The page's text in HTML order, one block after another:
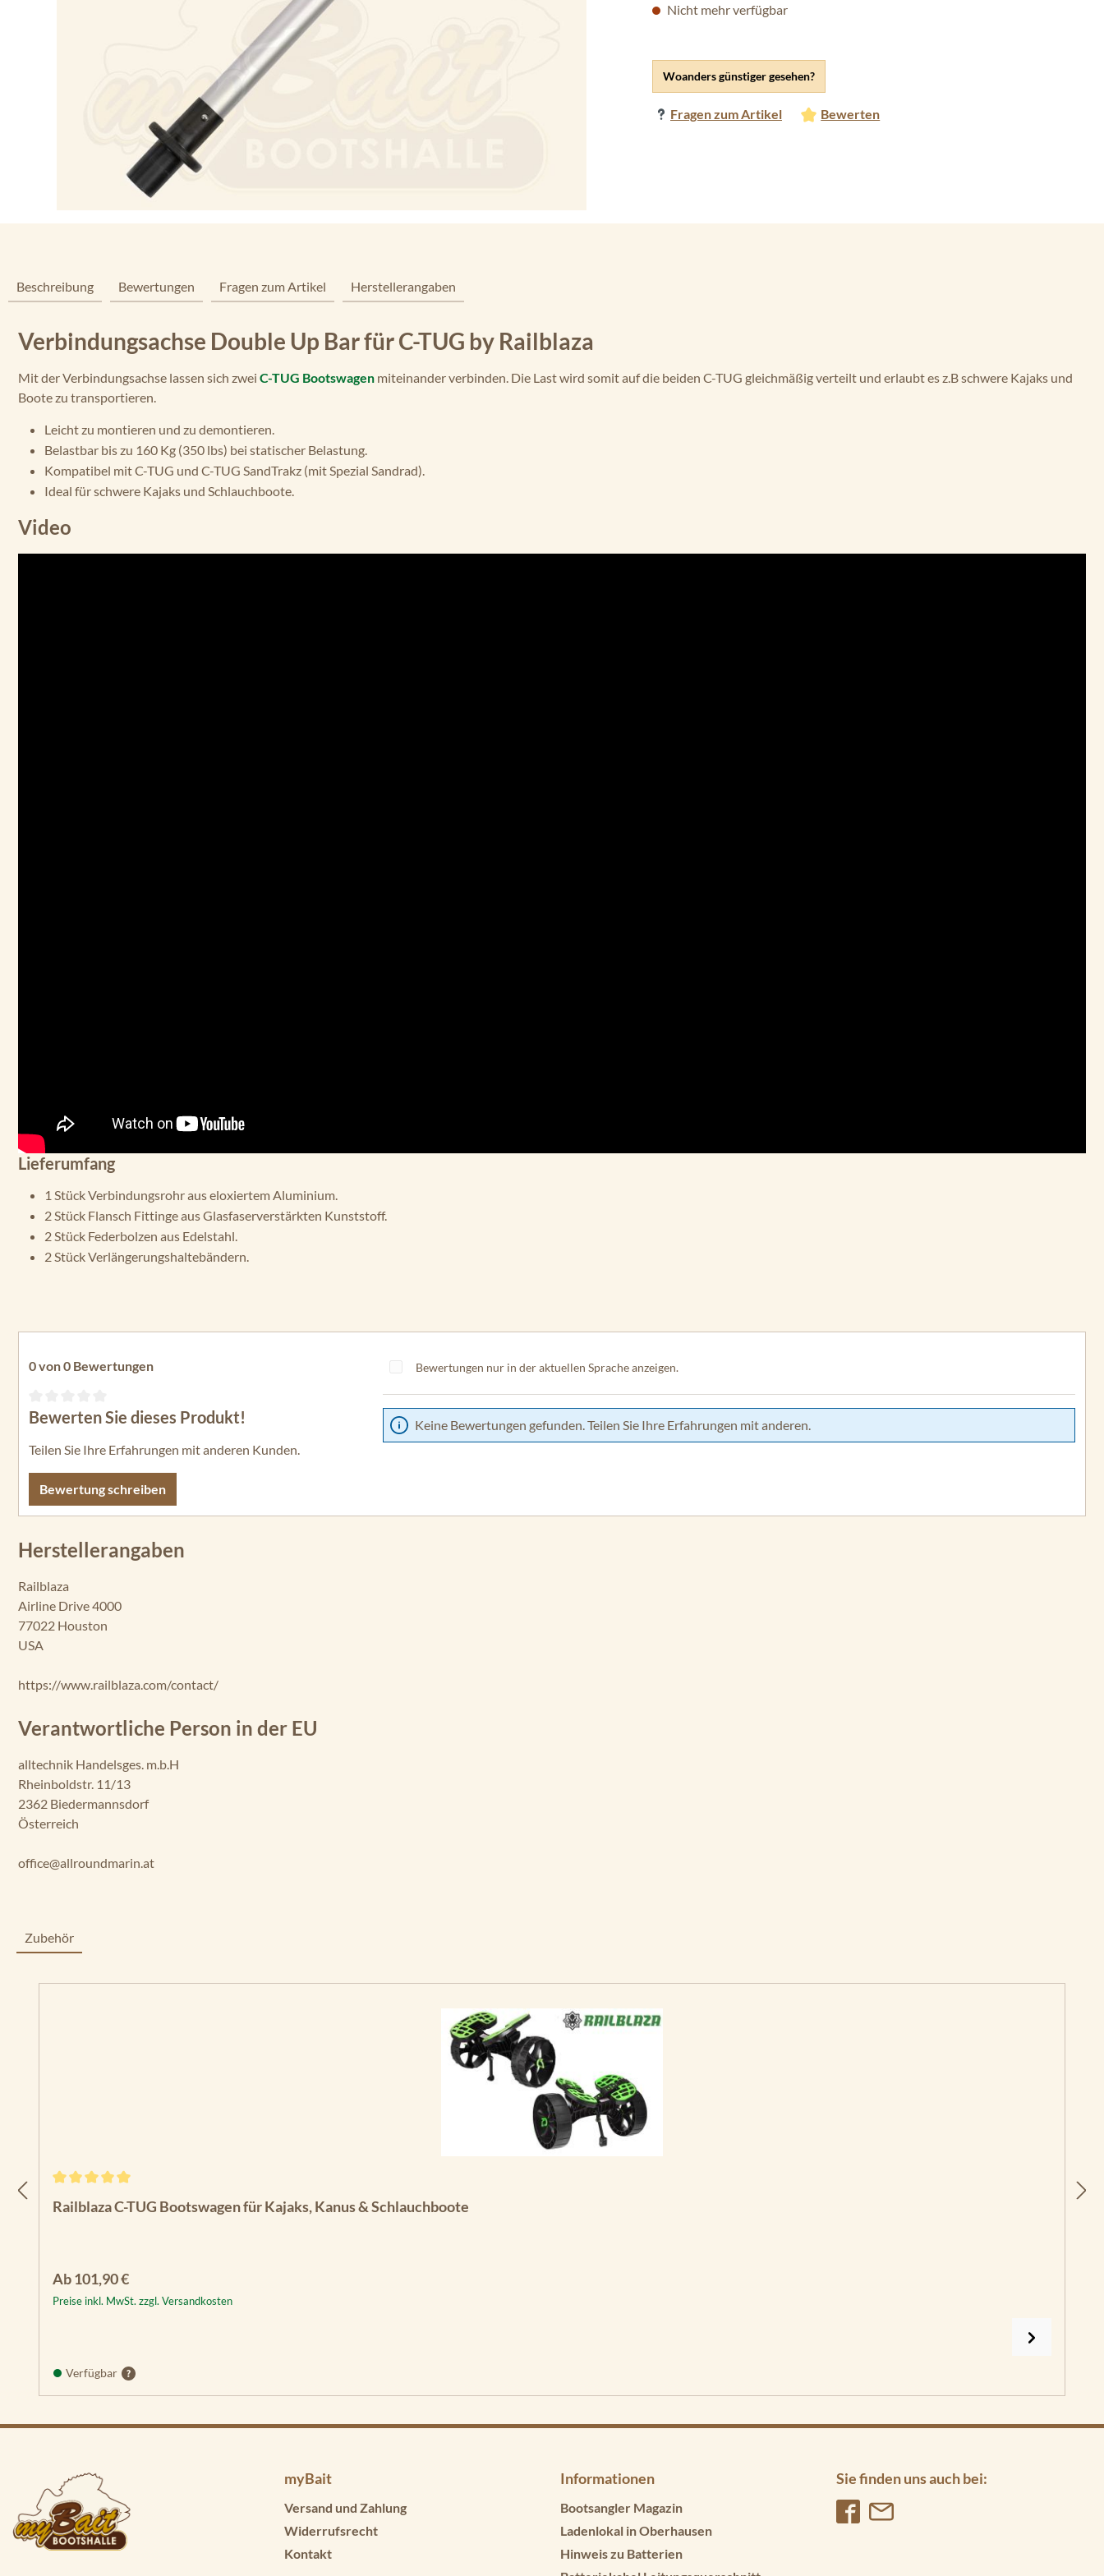
Woanders günstiger gesehen?
Fragen zum Artikel Bewerten
Nicht mehr verfügbar
Beschreibung Bewertungen Fragen zum Artikel Herstellerangaben
Verbindungsachse Double Up Bar für C-TUG by Railblaza
Mit der Verbindungsachse lassen sich zwei C-TUG Bootswagen miteinander verbinden. Die Last wird somit auf die beiden C-TUG gleichmäßig verteilt und erlaubt es z.B schwere Kajaks und
Boote zu transportieren.
Leicht zu montieren und zu demontieren.
Belastbar bis zu 160 Kg (350 lbs) bei statischer Belastung.
Kompatibel mit C-TUG und C-TUG SandTrakz (mit Spezial Sandrad).
Ideal für schwere Kajaks und Schlauchboote.
Video
Lieferumfang
1 Stück Verbindungsrohr aus eloxiertem Aluminium.
2 Stück Flansch Fittinge aus Glasfaserverstärkten Kunststoff.
2 Stück Federbolzen aus Edelstahl.
2 Stück Verlängerungshaltebändern.
0 von 0 Bewertungen
Durchschnittliche Bewertung von 0 von 5 Sternen
Bewerten Sie dieses Produkt!
Teilen Sie Ihre Erfahrungen mit anderen Kunden.
Bewertung schreiben
Bewertungen nur in der aktuellen Sprache anzeigen.
Keine Bewertungen gefunden. Teilen Sie Ihre Erfahrungen mit anderen.
Herstellerangaben
Railblaza
Airline Drive 4000
77022 Houston
USA
https://www.railblaza.com/contact/
Verantwortliche Person in der EU
alltechnik Handelsges. m.b.H
Rheinboldstr. 11/13
2362 Biedermannsdorf
Österreich
office@allroundmarin.at
Zubehör
Railblaza C-TUG Bootswagen für Kajaks, Kanus & Schlauchboote
Regulärer Preis:
Ab101,90 €
Preise inkl. MwSt. zzgl. Versandkosten
Verfügbar
myBait
Versand und Zahlung
Widerrufsrecht
Kontakt
Informationen
Bootsangler Magazin
Ladenlokal in Oberhausen
Hinweis zu Batterien
Sie finden uns auch bei: